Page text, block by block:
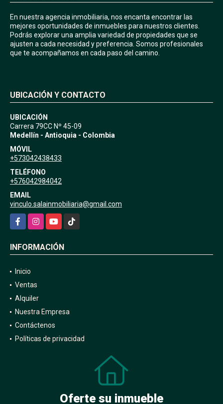
En nuestra agencia inmobiliaria, nos encanta encontrar las
mejores oportunidades de inmuebles para nuestros clientes.
Podrás explorar una amplia variedad de propiedades que se
ajusten a cada necesidad y preferencia. Somos profesionales
que te acompañamos en cada paso del camino.
UBICACIÓN Y CONTACTO
UBICACIÓN
Carrera 79CC Nº 45-09
Medellín - Antioquia - Colombia
MÓVIL
+573042438433
TELÉFONO
+576042984042
EMAIL
vinculo.salainmobiliaria@gmail.com
FacebookInstagramYouTubeTikTok
INFORMACIÓN
Inicio
Ventas
Alquiler
Nuestra Empresa
Contáctenos
Políticas de privacidad
Oferte su inmueble